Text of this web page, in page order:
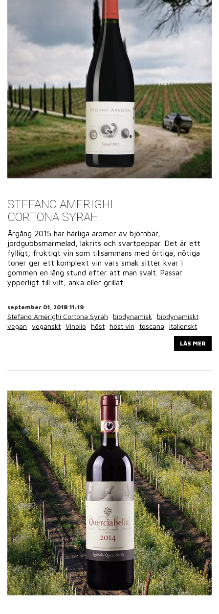
STEFANO AMERIGHI
CORTONA SYRAH
Årgång 2015 har härliga aromer av björnbär,
jordgubbsmarmelad, lakrits och svartpeppar. Det är ett
fylligt, fruktigt vin som tillsammans med örtiga, nötiga
toner ger ett komplext vin vars smak sitter kvar i
gommen en lång stund efter att man svalt. Passar
ypperligt till vilt, anka eller grillat.
september 01, 2018 11:19
Stefano Amerighi Cortona Syrah biodynamisk biodynamiskt
vegan
veganskt Vinolio höst höst vin toscana italienskt
LÄS MER